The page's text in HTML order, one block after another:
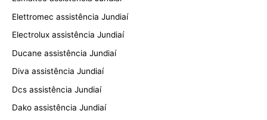
Elettromec assistência Jundiaí
Electrolux assistência Jundiaí
Ducane assistência Jundiaí
Diva assistência Jundiaí
Dcs assistência Jundiaí
Dako assistência Jundiaí